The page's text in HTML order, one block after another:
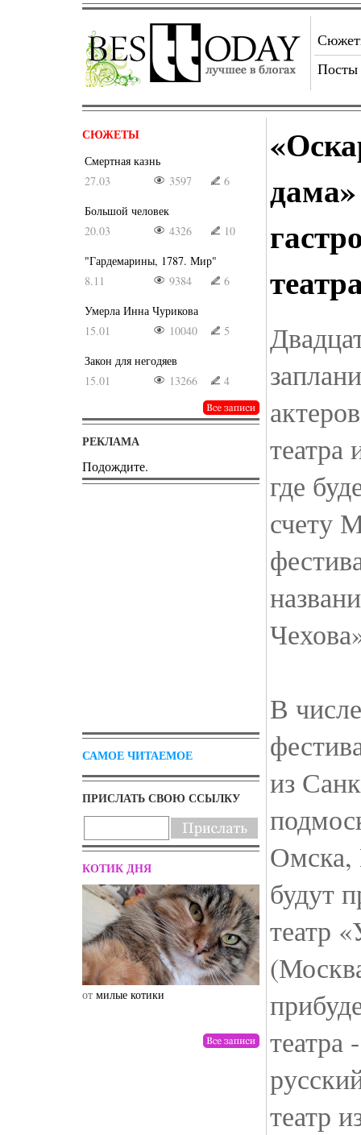
Посты
СЮЖЕТЫ
Смертная казнь
27.03
3597
6
Большой человек
20.03
4326
10
"Гардемарины, 1787. Мир"
8.11
9384
6
Умерла Инна Чурикова
15.01
10040
5
Закон для негодяев
15.01
13266 4
РЕКЛАМА
Подождите.
САМОЕ ЧИТАЕМОЕ
ПРИСЛАТЬ СВОЮ ССЫЛКУ
КОТИК ДНЯ
от милые котики drunktwi
театра
где
счету
В
из
Омска,
будут
театр
театра
театр